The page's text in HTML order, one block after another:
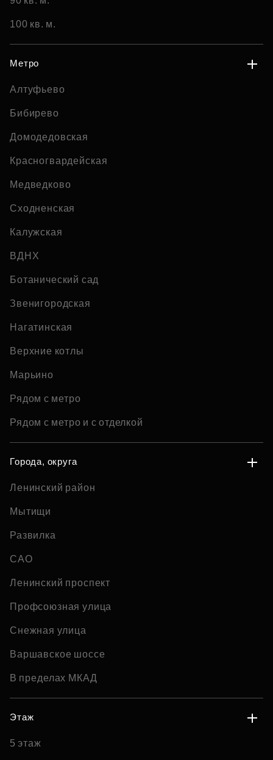
100 кв. м.
Метро
Алтуфьево
Бибирево
Домодедовская
Красногвардейская
Медведково
Сходненская
Калужская
ВДНХ
Ботанический сад
Звенигородская
Нагатинская
Верхние котлы
Марьино
Рядом с метро
Рядом с метро и с отделкой
Города, округа
Ленинский район
Мытищи
Развилка
САО
Ленинский проспект
Профсоюзная улица
Снежная улица
Варшавское шоссе
В пределах МКАД
Этаж
5 этаж